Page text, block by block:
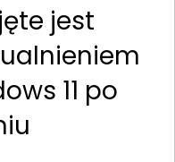
jest
11 po